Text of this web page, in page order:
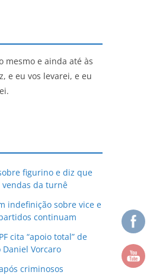
mesmo e ainda até às
e eu vos levarei, e eu
figurino e diz que
da turnê
indefinição sobre vice e
continuam
cita “apoio total” de
Vorcaro
criminosos